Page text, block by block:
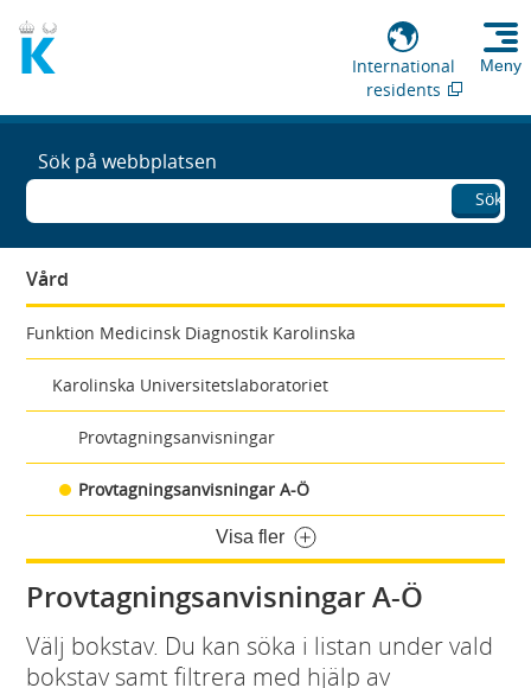
International
residents
Meny
Sök på webbplatsen
Sök
Vård
Funktion Medicinsk Diagnostik Karolinska
Karolinska Universitetslaboratoriet
Provtagningsanvisningar
Provtagningsanvisningar A-Ö
Visa fler
Provtagningsanvisningar A-Ö
Välj bokstav. Du kan söka i listan under vald
bokstav samt filtrera med hjälp av